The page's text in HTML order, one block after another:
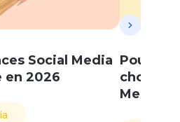
Social Media
en 2026
choisir
Media ?